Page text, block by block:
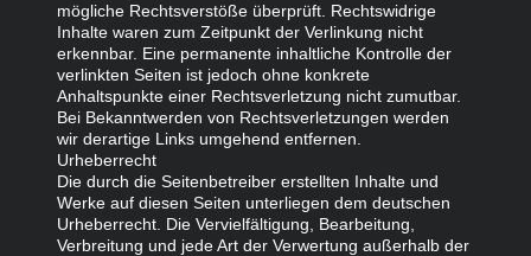
mögliche Rechtsverstöße überprüft. Rechtswidrige
Inhalte waren zum Zeitpunkt der Verlinkung nicht
erkennbar. Eine permanente inhaltliche Kontrolle der
verlinkten Seiten ist jedoch ohne konkrete
Anhaltspunkte einer Rechtsverletzung nicht zumutbar.
Bei Bekanntwerden von Rechtsverletzungen werden
wir derartige Links umgehend entfernen.
Urheberrecht
Die durch die Seitenbetreiber erstellten Inhalte und
Werke auf diesen Seiten unterliegen dem deutschen
Urheberrecht. Die Vervielfältigung, Bearbeitung,
Verbreitung und jede Art der Verwertung außerhalb der